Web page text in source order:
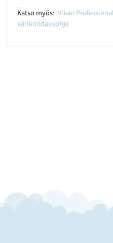
Katso myös:Vikan
värikoodausohje